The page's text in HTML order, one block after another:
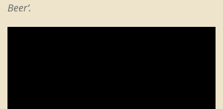
Beer’.